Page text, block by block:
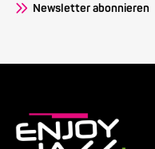
Newsletter abonnieren